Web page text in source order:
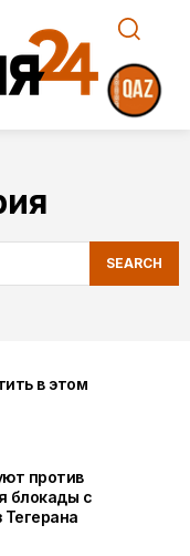
SEARCH
в этом
против
блокады с
Тегерана